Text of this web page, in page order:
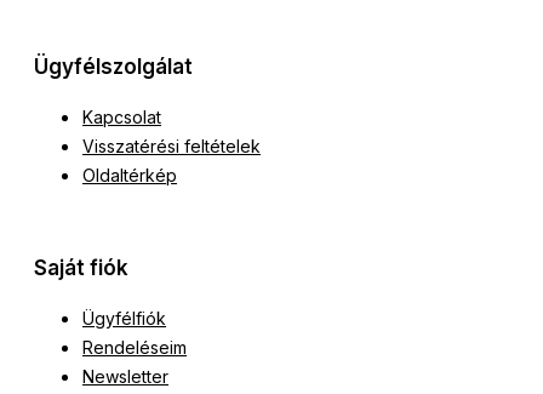
Ügyfélszolgálat
Kapcsolat
Visszatérési feltételek
Oldaltérkép
Saját fiók
Ügyfélfiók
Rendeléseim
Newsletter